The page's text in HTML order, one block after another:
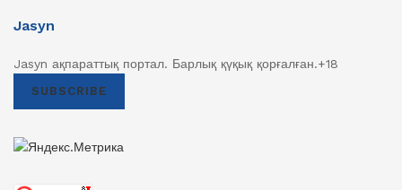
Jasyn
Jasyn ақпараттық портал. Барлық қүқық қорғалған.+18
SUBSCRIBE